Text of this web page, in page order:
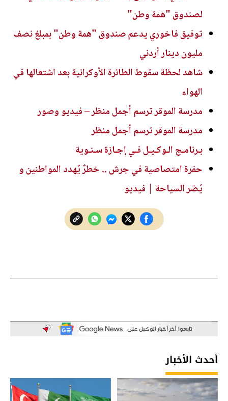
لصندوق "همة وطن"
توفيق فاخوري يدعم صندوق "همة وطن" بمبلغ نصف
مليون دينار أردني
شاهد لحظة سقوط الطائرة الأوكرانية بعد اشتعالها في
الهواء
مدرسة الموقر ترسم أجمل منظر – فيديو وصور
مدرسة الموقر ترسم أجمل منظر
بـرنامـج الـوكـيـل فـي إجـازة سـنـوية
حفرة امتصاصية في جرش .. خطرٌ يُهدد المواطنين و
يُضر السياحة | فيديو
أحدث الأخبار